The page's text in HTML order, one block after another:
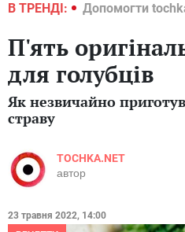
В ТРЕНДІ:
2022 Допомогти
П'ять
для голубців
Як незвичайно
страву
TOCHKA.NET
автор
23 травня 2022, 14:00